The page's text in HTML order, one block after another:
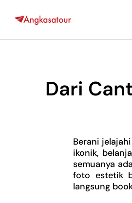
Dari
Berani
ikonik,
semuanya
foto estetik
langsung